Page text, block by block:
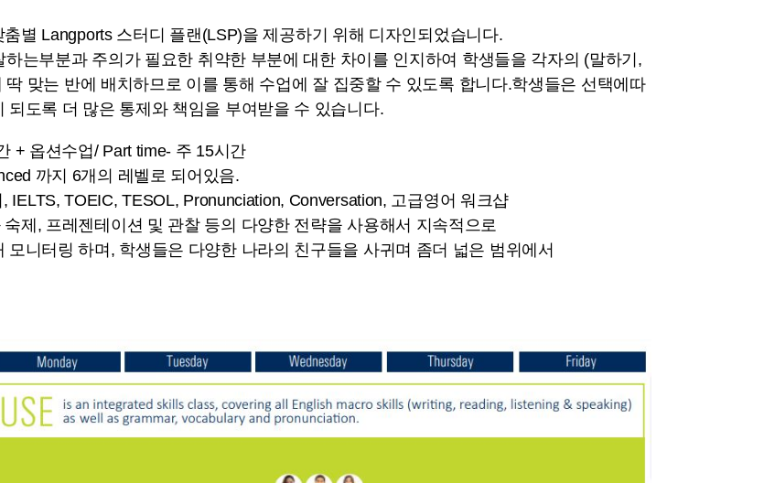
별 Langports 스터디 플랜(LSP)을 제공하기 위해 디자인되었습니다.
하는부분과 주의가 필요한 취약한 부분에 대한 차이를 인지하여 학생들을 각자의 (말하기,
딱 맞는 반에 배치하므로 이를 통해 수업에 잘 집중할 수 있도록 합니다.학생들은 선택에따
되도록 더 많은 통제와 책임을 부여받을 수 있습니다.
+ 옵션수업/ Part time- 주 15시간
까지 6개의 레벨로 되어있음.
IELTS, TOEIC, TESOL, Pronunciation, Conversation, 고급영어 워크샵
제, 프레젠테이션 및 관찰 등의 다양한 전략을 사용해서 지속적으로
모니터링 하며, 학생들은 다양한 나라의 친구들을 사귀며 좀더 넓은 범위에서